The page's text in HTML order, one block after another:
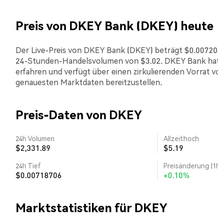
Preis von DKEY Bank (DKEY) heute
Der Live-Preis von DKEY Bank (DKEY) beträgt
24-Stunden-Handelsvolumen von $3.02. DKEY Bank
erfahren und verfügt über einen zirkulierenden Vorrat
genauesten Marktdaten bereitzustellen.
Preis-Daten von DKEY
24h Volumen
$2,331.89
Allzeithoch
$5.19
24h Tief
$0.00718706
Preisänderung
+0.10%
Marktstatistiken für DKEY